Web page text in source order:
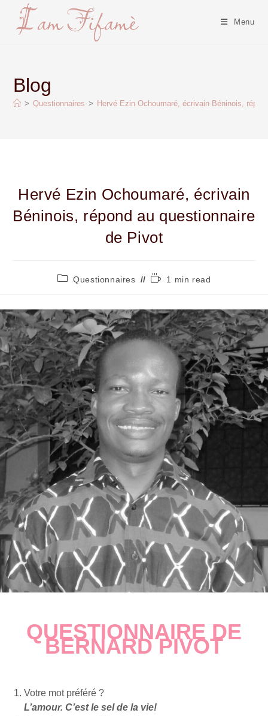
Menu
Blog
> Questionnaires > Hervé Ezin Ochoumaré, écrivain Béninois,
Hervé Ezin Ochoumaré, écrivain
Béninois, répond au questionnaire
de Pivot
Questionnaires 1 min read
QUESTIONNAIRE DE
BERNARD PIVOT
Votre mot préféré ?
L’amour. C’est le sel de la vie!